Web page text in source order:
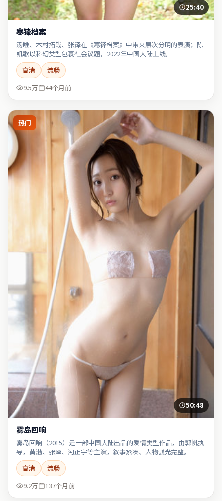
25:40
寒锋档案
汤唯、木村拓哉、张译在《寒锋档案》中带来层次分明的表演；陈
凯歌以科幻类型包裹社会议题，2022年中国大陆上线。
高清
流畅
9.5万
44个月前
热门
50:48
雾岛回响
雾岛回响（2015）是一部中国大陆出品的爱情类型作品，由郭帆执
导，黄渤、张译、河正宇等主演，叙事紧凑、人物弧光完整。
高清
流畅
9.2万
137个月前